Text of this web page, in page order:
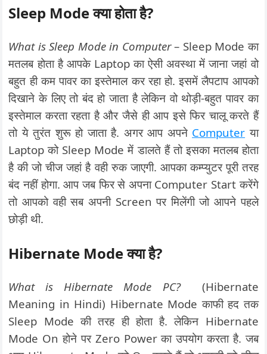
Sleep Mode क्या होता है?
What is Sleep Mode in Computer– Sleep Mode का
मतलब होता है आपके Laptop का ऐसी अवस्था में जाना जहां वो
बहुत ही कम पावर का इस्तेमाल कर रहा हो. इसमें लैपटाप आपको
दिखाने के लिए तो बंद हो जाता है लेकिन वो थोड़ी-बहुत पावर का
इस्तेमाल करता रहता है और जैसे ही आप इसे फिर चालू करते हैं
तो ये तुरंत शुरू हो जाता है. अगर आप अपने Computer या
Laptop को Sleep Mode में डालते हैं तो इसका मतलब होता
है की जो चीज जहां है वही रुक जाएगी. आपका कम्प्युटर पूरी तरह
बंद नहीं होगा. आप जब फिर से अपना Computer Start करेंगे
तो आपको वही सब अपनी Screen पर मिलेंगी जो आपने पहले
छोड़ी थी.
Hibernate Mode क्या है?
What is Hibernate Mode PC?(Hibernate
Meaning in Hindi) Hibernate Mode काफी हद तक
Sleep Mode की तरह ही होता है. लेकिन Hibernate
Mode On होने पर Zero Power का उपयोग करता है. जब